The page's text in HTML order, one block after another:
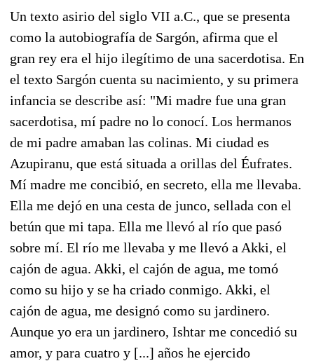
Un texto asirio del siglo VII a.C., que se presenta
como la autobiografía de Sargón, afirma que el
gran rey era el hijo ilegítimo de una sacerdotisa. En
el texto Sargón cuenta su nacimiento, y su primera
infancia se describe así: "Mi madre fue una gran
sacerdotisa, mí padre no lo conocí. Los hermanos
de mi padre amaban las colinas. Mi ciudad es
Azupiranu, que está situada a orillas del Éufrates.
Mí madre me concibió, en secreto, ella me llevaba.
Ella me dejó en una cesta de junco, sellada con el
betún que mi tapa. Ella me llevó al río que pasó
sobre mí. El río me llevaba y me llevó a Akki, el
cajón de agua. Akki, el cajón de agua, me tomó
como su hijo y se ha criado conmigo. Akki, el
cajón de agua, me designó como su jardinero.
Aunque yo era un jardinero, Ishtar me concedió su
amor, y para cuatro y [...] años he ejercido